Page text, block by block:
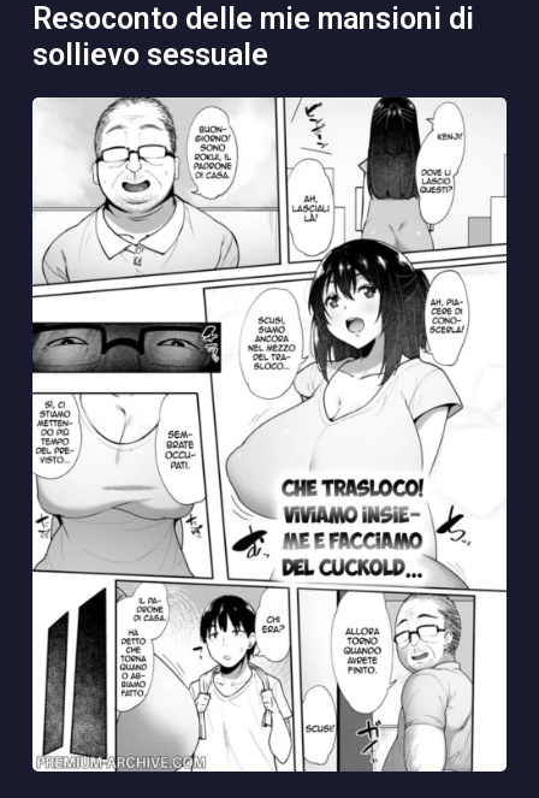
resoconto delle mie mansioni di
sollievo sessuale